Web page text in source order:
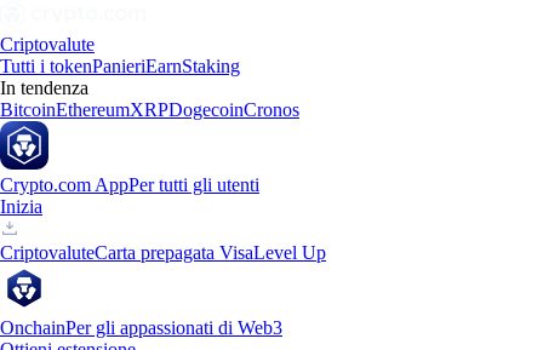
Criptovalute
Tutti i tokenPanieriEarnStaking
In tendenza
BitcoinEthereumXRPDogecoinCronos
Crypto.com AppPer tutti gli utenti
Inizia
CriptovaluteCarta prepagata VisaLevel Up
OnchainPer gli appassionati di Web3